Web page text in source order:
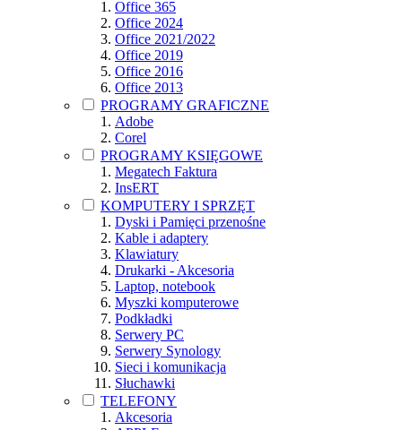
Office 365
Office 2024
Office 2021/2022
Office 2019
Office 2016
Office 2013
PROGRAMY GRAFICZNE
Adobe
Corel
PROGRAMY KSIĘGOWE
Megatech Faktura
InsERT
KOMPUTERY I SPRZĘT
Dyski i Pamięci przenośne
Kable i adaptery
Klawiatury
Drukarki - Akcesoria
Laptop, notebook
Myszki komputerowe
Podkładki
Serwery PC
Serwery Synology
Sieci i komunikacja
Słuchawki
TELEFONY
Akcesoria